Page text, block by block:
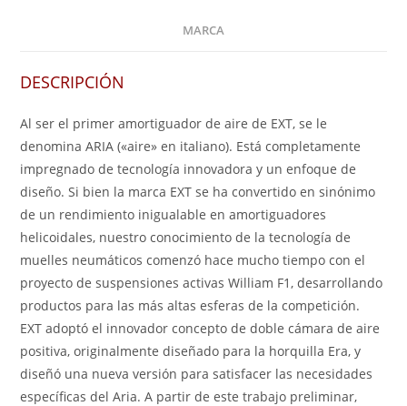
MARCA
DESCRIPCIÓN
Al ser el primer amortiguador de aire de EXT, se le
denomina ARIA («aire» en italiano). Está completamente
impregnado de tecnología innovadora y un enfoque de
diseño. Si bien la marca EXT se ha convertido en sinónimo
de un rendimiento inigualable en amortiguadores
helicoidales, nuestro conocimiento de la tecnología de
muelles neumáticos comenzó hace mucho tiempo con el
proyecto de suspensiones activas William F1, desarrollando
productos para las más altas esferas de la competición.
EXT adoptó el innovador concepto de doble cámara de aire
positiva, originalmente diseñado para la horquilla Era, y
diseñó una nueva versión para satisfacer las necesidades
específicas del Aria. A partir de este trabajo preliminar,